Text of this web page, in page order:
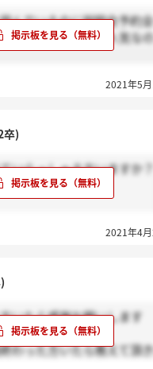
んでいるのに説明会予約
ぎるのかそれほど人気な
2021年5
卒)
いらっしゃる方いますか？
2021年4
いたら感謝お願いします
わった方いたら教えて頂